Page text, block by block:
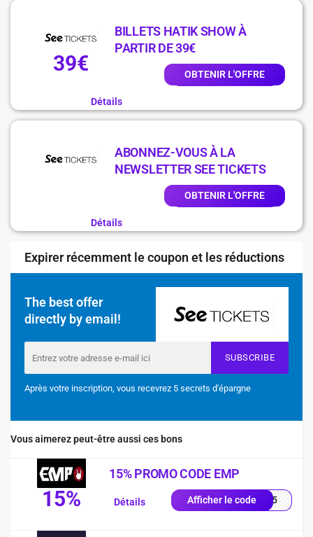
39€
BILLETS HATIK SHOW À
PARTIR DE 39€
OBTENIR L'OFFRE
Détails
ABONNEZ-VOUS À LA
NEWSLETTER SEE TICKETS
OBTENIR L'OFFRE
Détails
Expirer récemment le coupon et les réductions
The best offer
directly by email!
SUBSCRIBE
Après votre inscription, vous recevrez 5 secrets d'épargne
Vous aimerez peut-être aussi ces bons
15%
15% PROMO CODE EMP
Afficher le codees15
Détails